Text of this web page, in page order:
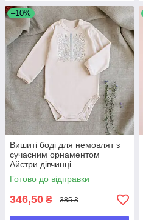
–10%
Вишиті боді для немовлят з
сучасним орнаментом
Айстри дівчинці
Готово до відправки
346,50 ₴ 385 ₴